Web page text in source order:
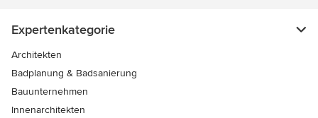
Expertenkategorie
Architekten
Badplanung & Badsanierung
Bauunternehmen
Innenarchitekten